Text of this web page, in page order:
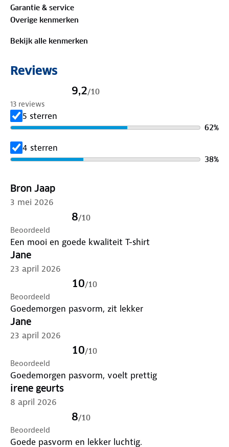
70%biologisch katoen
Is je kleding aan vervanging toe? Lever het in bij
Garantie & service
Overige kenmerken
Bekijk alle kenmerken
Reviews
9,2/10
13 reviews
5 sterren
62%
4 sterren
38%
Bron Jaap
3 mei 2026
8/10
Beoordeeld
Een mooi en goede kwaliteit T-shirt
Jane
23 april 2026
10/10
Beoordeeld
Goedemorgen pasvorm, zit lekker
Jane
23 april 2026
10/10
Beoordeeld
Goedemorgen pasvorm, voelt prettig
irene geurts
8 april 2026
8/10
Beoordeeld
Goede pasvorm en lekker luchtig.